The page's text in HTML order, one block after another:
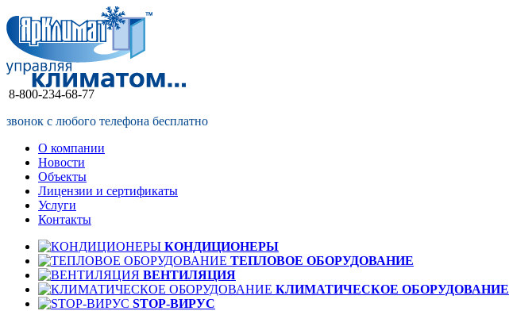
8-800-234-68-77
звонок с любого телефона бесплатно
О компании
Новости
Объекты
Лицензии и сертификаты
Услуги
Контакты
КОНДИЦИОНЕРЫ
ТЕПЛОВОЕ ОБОРУДОВАНИЕ
ВЕНТИЛЯЦИЯ
КЛИМАТИЧЕСКОЕ ОБОРУДОВАНИЕ
STOP-ВИРУС